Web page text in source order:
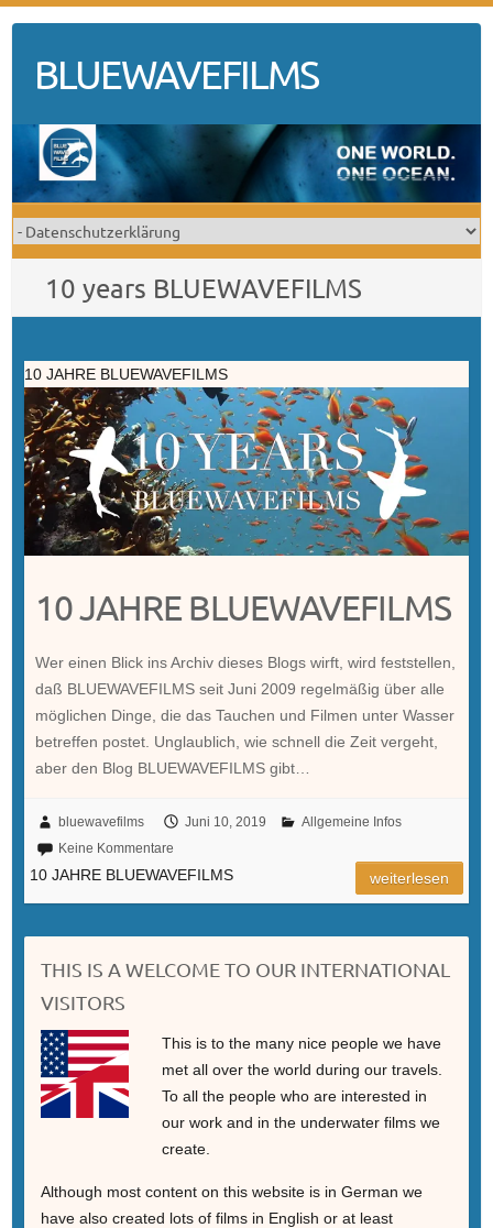
contentBLUEWAVEFILMS
10 years BLUEWAVEFILMS
10 JAHRE BLUEWAVEFILMS
10 JAHRE BLUEWAVEFILMS
Wer einen Blick ins Archiv dieses Blogs wirft, wird feststellen,
daß BLUEWAVEFILMS seit Juni 2009 regelmäßig über alle
möglichen Dinge, die das Tauchen und Filmen unter Wasser
betreffen postet. Unglaublich, wie schnell die Zeit vergeht,
aber den Blog BLUEWAVEFILMS gibt…
bluewavefilms Juni 10, 2019
Allgemeine Infos
Keine Kommentare
10 JAHRE BLUEWAVEFILMS weiterlesen
THIS IS A WELCOME TO OUR INTERNATIONAL
VISITORS
This is to the many nice people we have
met all over the world during our travels.
To all the people who are interested in
our work and in the underwater films we
create.
Although most content on this website is in German we
have also created lots of films in English or at least